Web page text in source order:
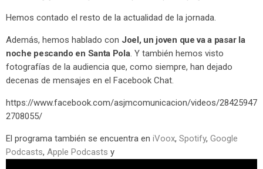
Hemos contado el resto de la actualidad de la jornada.
Además, hemos hablado con Joel, un joven que va a pasar la
noche pescando en Santa Pola. Y también hemos visto
fotografías de la audiencia que, como siempre, han dejado
decenas de mensajes en el Facebook Chat.
https://www.facebook.com/asjmcomunicacion/videos/28425947
2708055/
El programa también se encuentra en iVoox, Spotify, Google
Podcasts, Apple Podcasts y